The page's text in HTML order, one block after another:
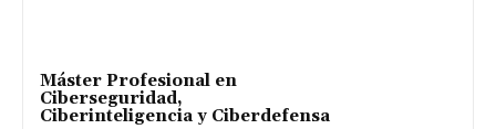
Máster Profesional en
Ciberseguridad,
Ciberinteligencia y Ciberdefensa